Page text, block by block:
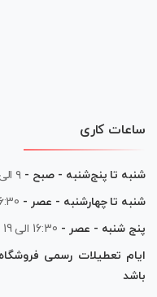
ساعات کاری
شنبه تا پنج‌شنبه - صبح - ۹ الی ۱۳
شنبه تا چهارشنبه - عصر - 16:30
پنج شنبه - عصر - 16:30 الی 19
ایام تعطیلات رسمی
باشد